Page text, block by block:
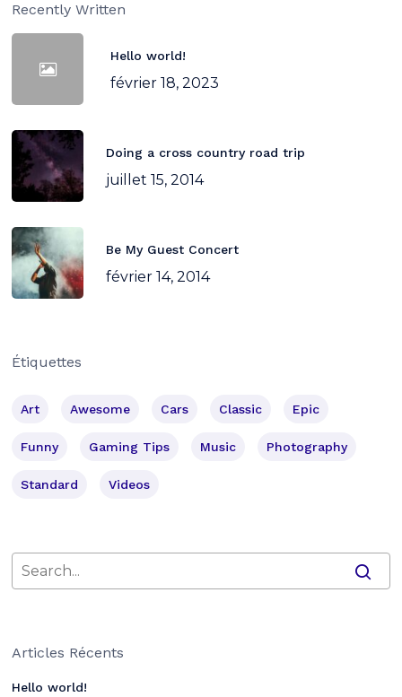
Recently Written
Hello world!
février 18, 2023
Doing a cross country road trip
juillet 15, 2014
Be My Guest Concert
février 14, 2014
Étiquettes
Art Awesome Cars Classic Epic
Funny Gaming Tips Music Photography
Standard Videos
Articles Récents
Hello world!